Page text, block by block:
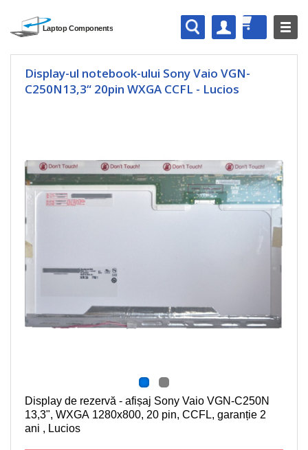
Display-ul notebook-ului Sony Vaio VGN-
C250N13,3“ 20pin WXGA CCFL - Lucios
Display de rezervă - afișaj Sony Vaio VGN-C250N
13,3", WXGA 1280x800, 20 pin, CCFL, garanție 2
ani , Lucios